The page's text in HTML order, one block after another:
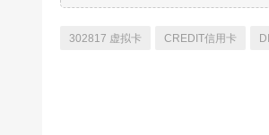
302817 虚拟卡 CREDIT信用卡